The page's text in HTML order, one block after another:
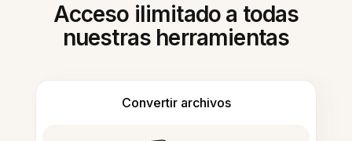
Acceso ilimitado a todas
nuestras herramientas
Convertir archivos